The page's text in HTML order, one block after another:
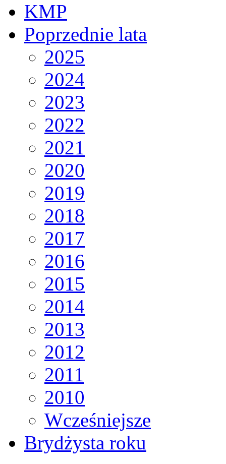
KMP
Poprzednie lata
2025
2024
2023
2022
2021
2020
2019
2018
2017
2016
2015
2014
2013
2012
2011
2010
Wcześniejsze
Brydżysta roku